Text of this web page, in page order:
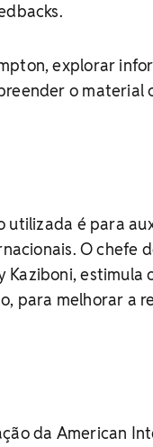
explorar
o material
é para
O chefe
estimula
para melhorar a
da American